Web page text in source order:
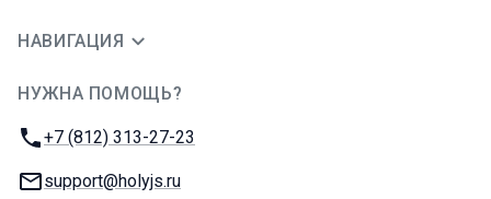
НАВИГАЦИЯ
НУЖНА ПОМОЩЬ?
Телефон:
+7 (812) 313-27-23
E-mail:
support@holyjs.ru